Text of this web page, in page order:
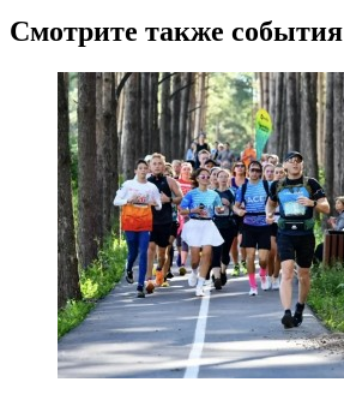
Смотрите также события